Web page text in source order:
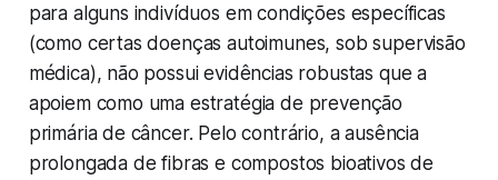
para alguns indivíduos em condições específicas
(como certas doenças autoimunes, sob supervisão
médica), não possui evidências robustas que a
apoiem como uma estratégia de prevenção
primária de câncer. Pelo contrário, a ausência
prolongada de fibras e compostos bioativos de